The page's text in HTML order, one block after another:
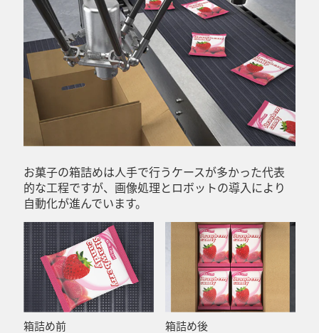
お菓子の箱詰めは人手で行うケースが多かった代表
的な工程ですが、画像処理とロボットの導入により
自動化が進んでいます。
箱詰め前 箱詰め後